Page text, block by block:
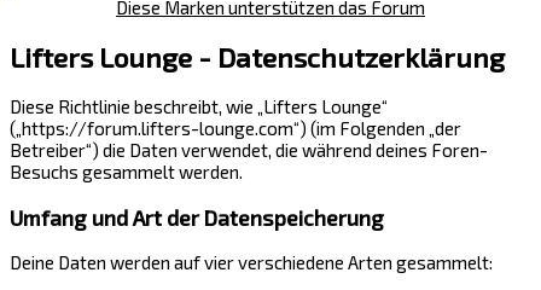
Diese Marken unterstützen das Forum
Lifters Lounge - Datenschutzerklärung
Diese Richtlinie beschreibt, wie „Lifters Lounge“
(„https://forum.lifters-lounge.com“) (im Folgenden „der
Betreiber“) die Daten verwendet, die während deines Foren-
Besuchs gesammelt werden.
Umfang und Art der Datenspeicherung
Deine Daten werden auf vier verschiedene Arten gesammelt: